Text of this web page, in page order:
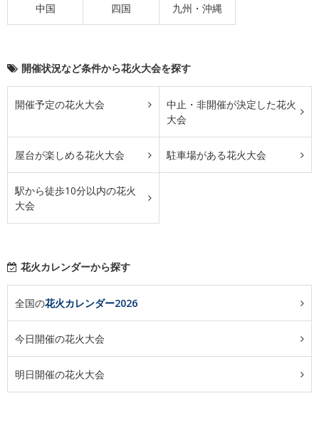
中国 四国 九州・沖縄
開催状況など条件から花火大会を探す
開催予定の花火大会
中止・非開催が決定した花火
大会
屋台が楽しめる花火大会 駐車場がある花火大会
駅から徒歩10分以内の花火
大会
花火カレンダーから探す
全国の花火カレンダー2026
今日開催の花火大会
明日開催の花火大会